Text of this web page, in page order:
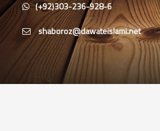
(+92)303-236-928-6
shaboroz@dawateislami.net